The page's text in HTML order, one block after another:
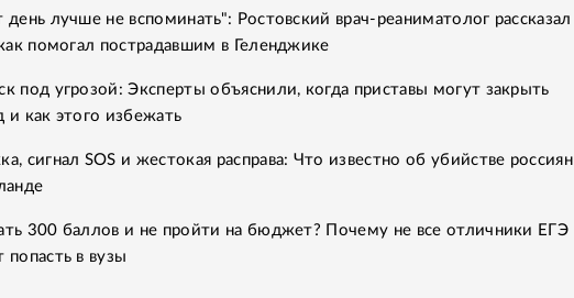
день лучше не вспоминать": Ростовский врач-реаниматолог рассказал
помогал пострадавшим в Геленджике
под угрозой: Эксперты объяснили, когда приставы могут закрыть
и как этого избежать
сигнал SOS и жестокая расправа: Что известно об убийстве россиян
300 баллов и не пройти на бюджет? Почему не все отличники ЕГЭ
попасть в вузы